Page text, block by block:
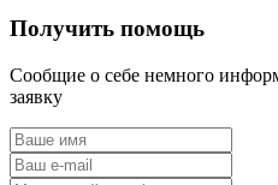
Получить помощь
Сообщие о себе немного
заявку